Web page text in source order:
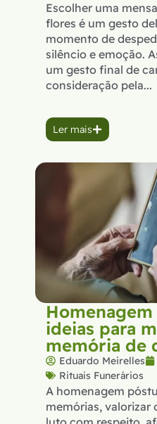
Escolher uma
flores é um gesto
momento de
silêncio e emoção.
um gesto final de
consideração pela...
Ler mais
ideias para
memória de
Eduardo Meirelles
Rituais Funerários
A homenagem
memórias, valorizar